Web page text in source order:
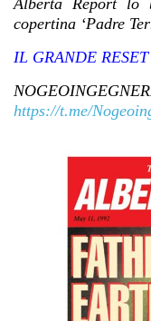
copertina ‘Padre
IL GRANDE
https://t.me/